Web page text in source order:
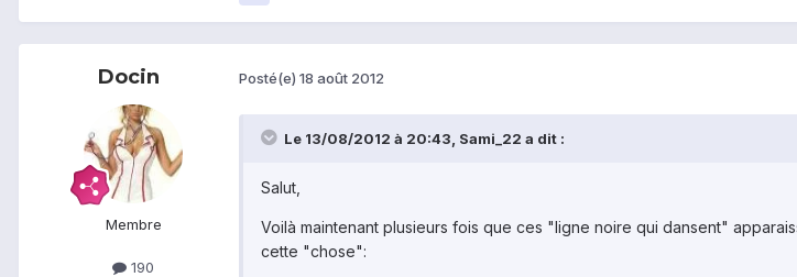
Docin
Membre
190
Posté(e) 18 août 2012
Le 13/08/2012 à 20:43, Sami_22 a dit :
Salut,
Voilà maintenant plusieurs fois que ces "ligne noire qui dansent"
cette "chose":